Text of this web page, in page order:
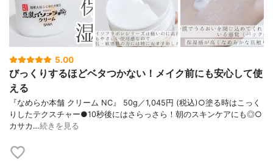
5.00
びっくりするほどベタつかない！メイク前にも安心して使
える
『なめらか本舗 クリーム NC』 50g／1,045円 (税込)○塗る時はこっく
りしたテクスチャー●10秒後にはさらっさら！朝のスキンケアにも◎○
カサカ…続きを見る